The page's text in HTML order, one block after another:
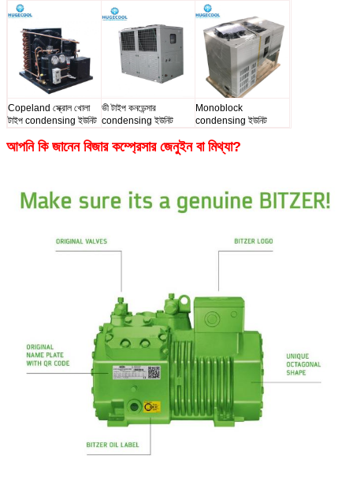
Copeland স্ক্রোল খোলা
টাইপ condensing ইউনিট
ভী টাইপ কনডেন্সার
condensing ইউনিট
Monoblock
condensing ইউনিট
আপনি কি জানেন বিজার কম্প্রেসার জেনুইন বা মিথ্যা?